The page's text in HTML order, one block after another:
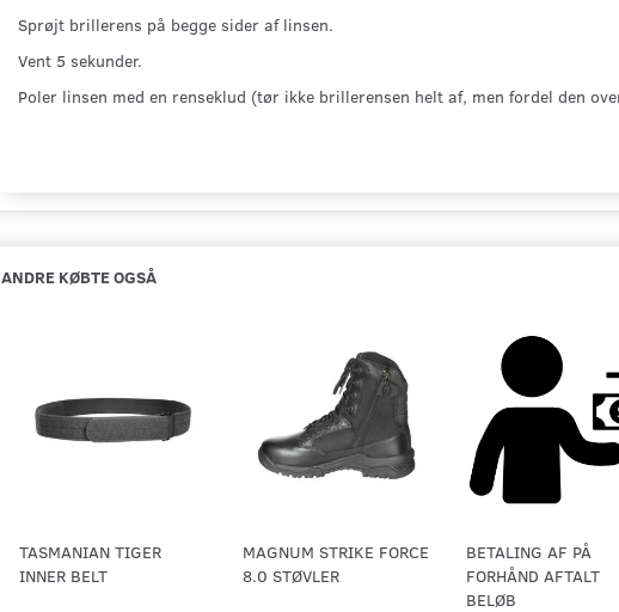
Sprøjt brillerens på begge sider af linsen.
Vent 5 sekunder.
Poler linsen med en renseklud (tør ikke brillerensen helt af, men fordel den
ANDRE KØBTE OGSÅ
TASMANIAN TIGER
INNER BELT
MAGNUM STRIKE FORCE
8.0 STØVLER
BETALING AF PÅ
FORHÅND AFTALT
BELØB